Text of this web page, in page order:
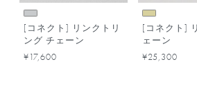
[コネクト] リンクトリ
ング チェーン
¥17,600
[コネクト] リング チ
ェーン
¥25,300